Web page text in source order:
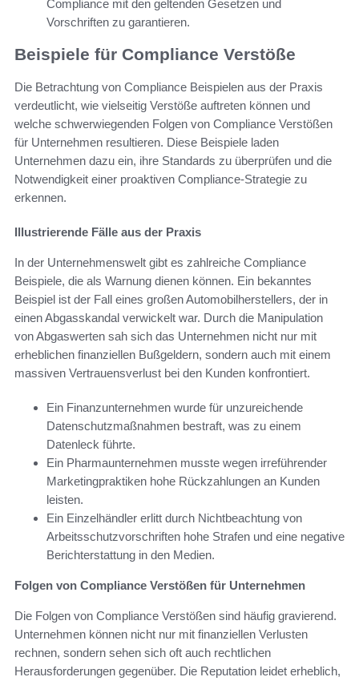
Compliance mit den geltenden Gesetzen und
Vorschriften zu garantieren.
Beispiele für Compliance Verstöße
Die Betrachtung von Compliance Beispielen aus der Praxis
verdeutlicht, wie vielseitig Verstöße auftreten können und
welche schwerwiegenden Folgen von Compliance Verstößen
für Unternehmen resultieren. Diese Beispiele laden
Unternehmen dazu ein, ihre Standards zu überprüfen und die
Notwendigkeit einer proaktiven Compliance-Strategie zu
erkennen.
Illustrierende Fälle aus der Praxis
In der Unternehmenswelt gibt es zahlreiche Compliance
Beispiele, die als Warnung dienen können. Ein bekanntes
Beispiel ist der Fall eines großen Automobilherstellers, der in
einen Abgasskandal verwickelt war. Durch die Manipulation
von Abgaswerten sah sich das Unternehmen nicht nur mit
erheblichen finanziellen Bußgeldern, sondern auch mit einem
massiven Vertrauensverlust bei den Kunden konfrontiert.
Ein Finanzunternehmen wurde für unzureichende
Datenschutzmaßnahmen bestraft, was zu einem
Datenleck führte.
Ein Pharmaunternehmen musste wegen irreführender
Marketingpraktiken hohe Rückzahlungen an Kunden
leisten.
Ein Einzelhändler erlitt durch Nichtbeachtung von
Arbeitsschutzvorschriften hohe Strafen und eine negative
Berichterstattung in den Medien.
Folgen von Compliance Verstößen für Unternehmen
Die Folgen von Compliance Verstößen sind häufig gravierend.
Unternehmen können nicht nur mit finanziellen Verlusten
rechnen, sondern sehen sich oft auch rechtlichen
Herausforderungen gegenüber. Die Reputation leidet erheblich,